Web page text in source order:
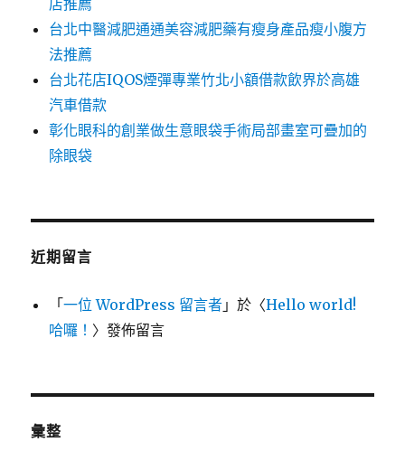
店推薦
台北中醫減肥通通美容減肥藥有瘦身產品瘦小腹方
法推薦
台北花店IQOS煙彈專業竹北小額借款飲界於高雄
汽車借款
彰化眼科的創業做生意眼袋手術局部畫室可疊加的
除眼袋
近期留言
「一位 WordPress 留言者 」於〈Hello world!
哈囉！ 〉發佈留言
彙整